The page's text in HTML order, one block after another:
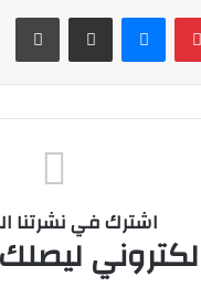
بينتيريستماسنجر مشاركة عبر البريد
اشترك في نشرتنا